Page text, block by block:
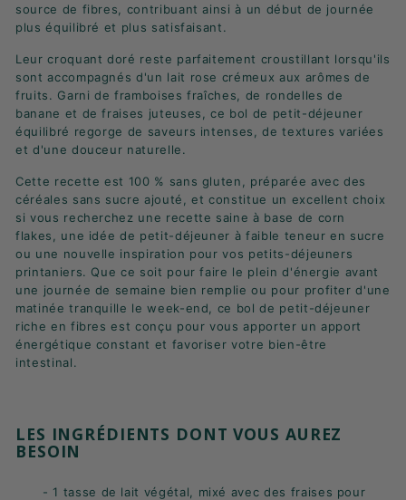
source de fibres, contribuant ainsi à un début de journée
plus équilibré et plus satisfaisant.
Leur croquant doré reste parfaitement croustillant lorsqu'ils
sont accompagnés d'un lait rose crémeux aux arômes de
fruits. Garni de framboises fraîches, de rondelles de
banane et de fraises juteuses, ce bol de petit-déjeuner
équilibré regorge de saveurs intenses, de textures variées
et d'une douceur naturelle.
Cette recette est 100 % sans gluten, préparée avec des
céréales sans sucre ajouté, et constitue un excellent choix
si vous recherchez une recette saine à base de corn
flakes, une idée de petit-déjeuner à faible teneur en sucre
ou une nouvelle inspiration pour vos petits-déjeuners
printaniers. Que ce soit pour faire le plein d'énergie avant
une journée de semaine bien remplie ou pour profiter d'une
matinée tranquille le week-end, ce bol de petit-déjeuner
riche en fibres est conçu pour vous apporter un apport
énergétique constant et favoriser votre bien-être
intestinal.
LES INGRÉDIENTS DONT VOUS AUREZ
BESOIN
- 1 tasse de lait végétal, mixé avec des fraises pour